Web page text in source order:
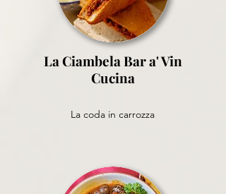
La Ciambela Bar a' Vin
Cucina
La coda in carrozza